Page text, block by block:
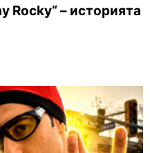
Rocky“ – историята